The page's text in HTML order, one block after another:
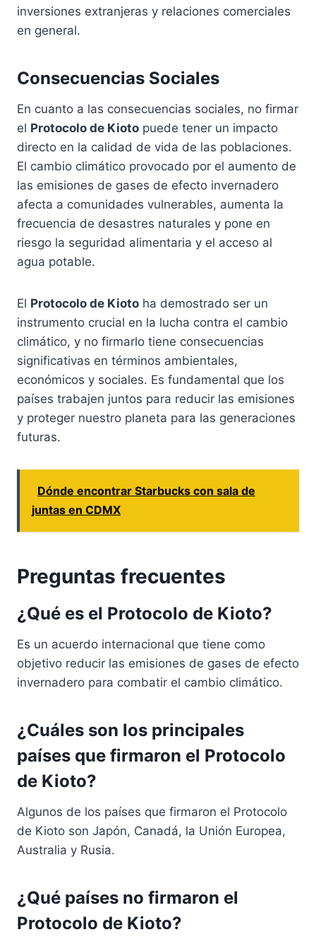
inversiones extranjeras y relaciones comerciales
en general.
Consecuencias Sociales
En cuanto a las consecuencias sociales, no firmar
el Protocolo de Kioto puede tener un impacto
directo en la calidad de vida de las poblaciones.
El cambio climático provocado por el aumento de
las emisiones de gases de efecto invernadero
afecta a comunidades vulnerables, aumenta la
frecuencia de desastres naturales y pone en
riesgo la seguridad alimentaria y el acceso al
agua potable.
El Protocolo de Kioto ha demostrado ser un
instrumento crucial en la lucha contra el cambio
climático, y no firmarlo tiene consecuencias
significativas en términos ambientales,
económicos y sociales. Es fundamental que los
países trabajen juntos para reducir las emisiones
y proteger nuestro planeta para las generaciones
futuras.
Dónde encontrar Starbucks con sala de
juntas en CDMX
Preguntas frecuentes
¿Qué es el Protocolo de Kioto?
Es un acuerdo internacional que tiene como
objetivo reducir las emisiones de gases de efecto
invernadero para combatir el cambio climático.
¿Cuáles son los principales
países que firmaron el Protocolo
de Kioto?
Algunos de los países que firmaron el Protocolo
de Kioto son Japón, Canadá, la Unión Europea,
Australia y Rusia.
¿Qué países no firmaron el
Protocolo de Kioto?